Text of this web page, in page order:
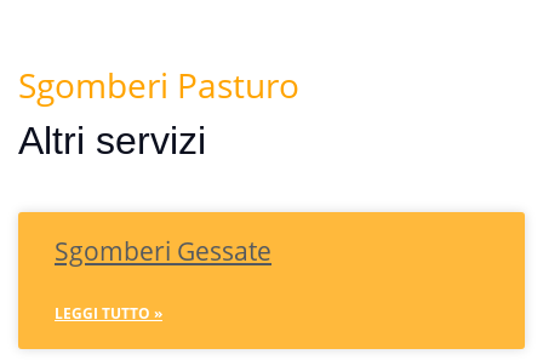
Sgomberi Pasturo
Altri servizi
Sgomberi Gessate
LEGGI TUTTO »